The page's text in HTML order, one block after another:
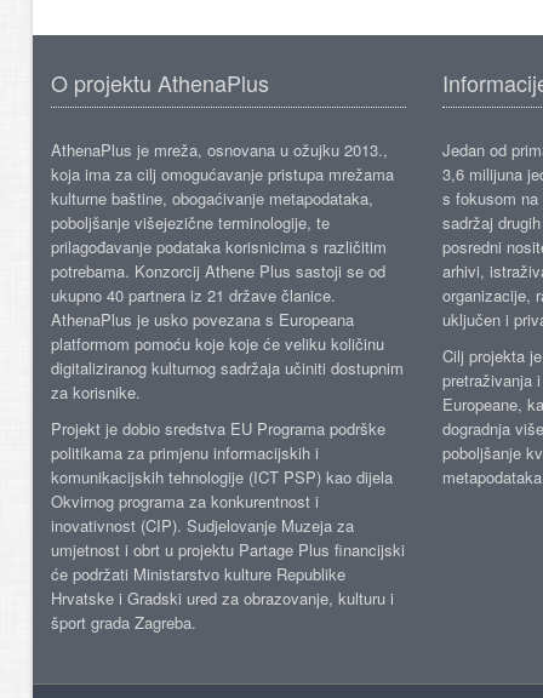
O projektu AthenaPlus
AthenaPlus je mreža, osnovana u ožujku 2013.,
koja ima za cilj omogućavanje pristupa mrežama
kulturne baštine, obogaćivanje metapodataka,
poboljšanje višejezične terminologije, te
prilagođavanje podataka korisnicima s različitim
potrebama. Konzorcij Athene Plus sastoji se od
ukupno 40 partnera iz 21 države članice.
AthenaPlus je usko povezana s Europeana
platformom pomoću koje koje će veliku količinu
digitaliziranog kulturnog sadržaja učiniti dostupnim
za korisnike.
Projekt je dobio sredstva EU Programa podrške
politikama za primjenu informacijskih i
komunikacijskih tehnologije (ICT PSP) kao dijela
Okvirnog programa za konkurentnost i
inovativnost (CIP). Sudjelovanje Muzeja za
umjetnost i obrt u projektu Partage Plus financijski
će podržati Ministarstvo kulture Republike
Hrvatske i Gradski ured za obrazovanje, kulturu i
šport grada Zagreba.
Jedan od
3,6 milijuna
s fokusom
sadržaj
posredni
arhivi,
organizacije,
uključen i
Cilj projekta
pretraživanja
Europeane,
dogradnja
poboljšanje